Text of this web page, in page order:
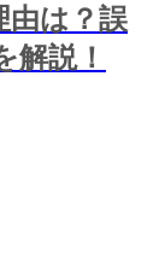
由は？誤
解説！